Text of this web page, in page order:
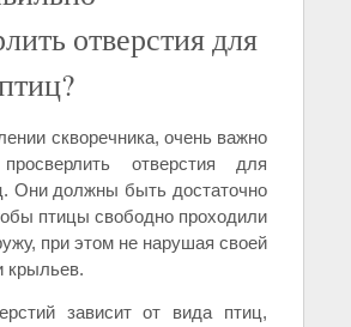
отверстия для
скворечника, очень важно
отверстия для
Они должны быть достаточно
птицы свободно проходили
при этом не нарушая своей
крыльев.
зависит от вида птиц,